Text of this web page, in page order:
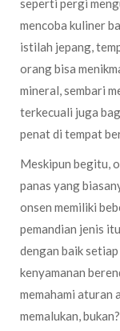
seperti pergi
mencoba kuliner
istilah jepang,
orang bisa
mineral, sembari
terkecuali juga
penat di tempat
Meskipun begitu,
panas yang
onsen memiliki
pemandian jenis
dengan baik
kenyamanan
memahami aturan
memalukan, bukan?